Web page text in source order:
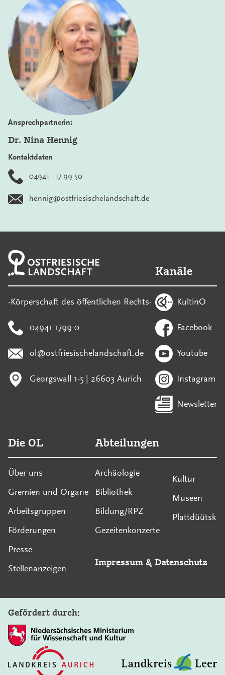
Ansprechpartnerin:
Dr. Nina Hennig
Kontaktdaten
04941 - 17 99 50
hennig@ostfriesischelandschaft.de
-Körperschaft des öffentlichen Rechts-
04941 1799-0
ol@ostfriesischelandschaft.de
Georgswall 1-5 | 26603 Aurich
Kanäle
KultinO
Facebook
Youtube
Instagram
Newsletter
Die OL
Über uns
Gremien und Organe
Arbeitsgruppen
Förderungen
Presse
Stellenanzeigen
Abteilungen
Archäologie
Bibliothek
Bildung/RPZ
Gezeitenkonzerte
Kultur
Museen
Plattdüütsk
Impressum & Datenschutz
Gefördert durch: